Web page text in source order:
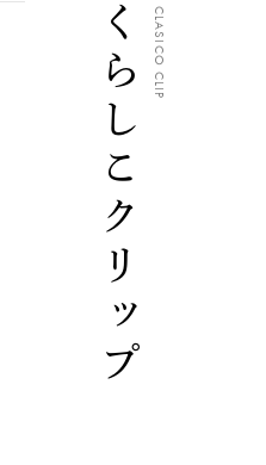
くらしこクリップCLASICO CLIP